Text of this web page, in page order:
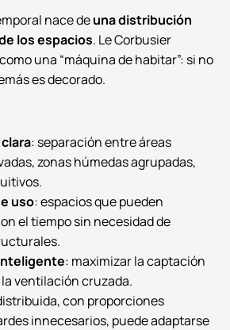
nace deuna distribución
los espacios. Le Corbusier
una “máquina de habitar”: si no
es decorado.
: separación entre áreas
zonas húmedas agrupadas,
uso: espacios que pueden
el tiempo sin necesidad de
: maximizar la captación
la ventilación cruzada.
con proporciones
innecesarios, puede adaptarse